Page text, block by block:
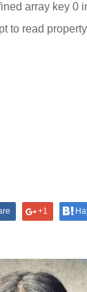
array key 0
to read
+1